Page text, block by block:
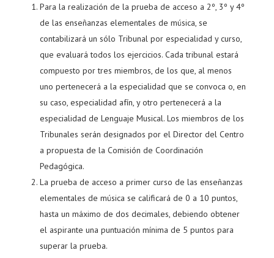
Para la realización de la prueba de acceso a 2º, 3º y 4º
de las enseñanzas elementales de música, se
contabilizará un sólo Tribunal por especialidad y curso,
que evaluará todos los ejercicios. Cada tribunal estará
compuesto por tres miembros, de los que, al menos
uno pertenecerá a la especialidad que se convoca o, en
su caso, especialidad afín, y otro pertenecerá a la
especialidad de Lenguaje Musical. Los miembros de los
Tribunales serán designados por el Director del Centro
a propuesta de la Comisión de Coordinación
Pedagógica.
La prueba de acceso a primer curso de las enseñanzas
elementales de música se calificará de 0 a 10 puntos,
hasta un máximo de dos decimales, debiendo obtener
el aspirante una puntuación mínima de 5 puntos para
superar la prueba.